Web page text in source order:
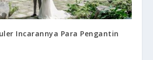
Incarannya Para Pengantin